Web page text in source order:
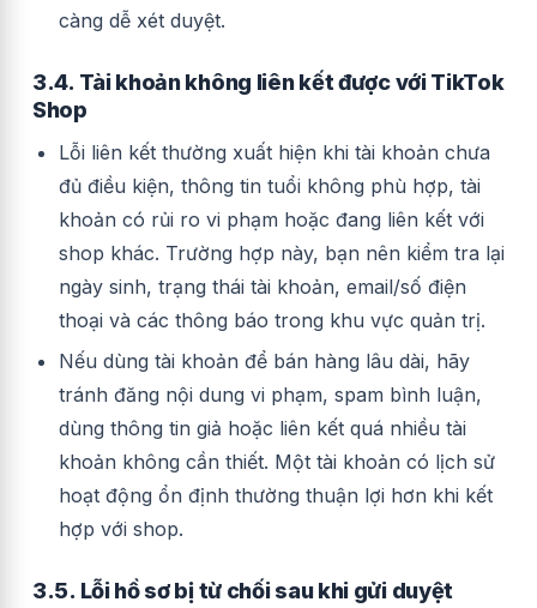
càng dễ xét duyệt.
3.4. Tài khoản không liên kết được với TikTok
Shop
Lỗi liên kết thường xuất hiện khi tài khoản chưa
đủ điều kiện, thông tin tuổi không phù hợp, tài
khoản có rủi ro vi phạm hoặc đang liên kết với
shop khác. Trường hợp này, bạn nên kiểm tra lại
ngày sinh, trạng thái tài khoản, email/số điện
thoại và các thông báo trong khu vực quản trị.
Nếu dùng tài khoản để bán hàng lâu dài, hãy
tránh đăng nội dung vi phạm, spam bình luận,
dùng thông tin giả hoặc liên kết quá nhiều tài
khoản không cần thiết. Một tài khoản có lịch sử
hoạt động ổn định thường thuận lợi hơn khi kết
hợp với shop.
3.5. Lỗi hồ sơ bị từ chối sau khi gửi duyệt